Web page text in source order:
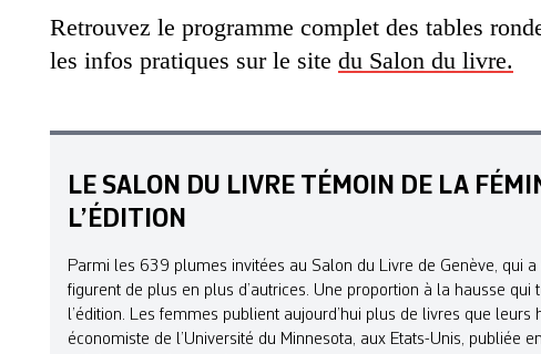
Retrouvez le programme complet des tables
les infos pratiques sur le site du Salon du livre.
LE SALON DU LIVRE TÉMOIN DE LA
L’ÉDITION
Parmi les 639 plumes invitées au Salon du Livre de Genève, qui
figurent de plus en plus d’autrices. Une proportion à la hausse
l’édition. Les femmes publient aujourd’hui plus de livres que
économiste de l’Université du Minnesota, aux Etats-Unis, publiée